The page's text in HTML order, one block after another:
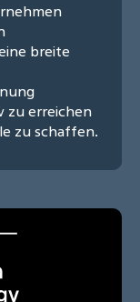
breite
zu erreichen
zu schaffen.